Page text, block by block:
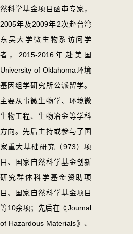
然科学基金项目函审专家，
2005年及2009年2次赴台湾
东吴大学微生物系访问学
者，2015-2016年赴美国
University of Oklahoma环境
基因组学研究所公派留学。
主要从事微生物学、环境微
生物工程、生物冶金等学科
方向。先后主持或参与了国
家重大基础研究（973）项
目、国家自然科学基金创新
研究群体科学基金资助项
目、国家自然科学基金项目
等10余项；先后在《Journal
of Hazardous Materials》、